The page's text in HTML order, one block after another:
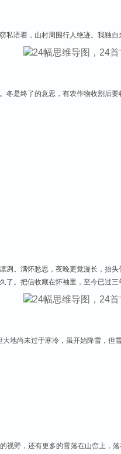
私语着，山村周围行人绝迹。我独
冬是终了的意思，有农作物收割后
冽。满怀愁思，夜晚更觉漫长，抬
了。把信收藏在怀袖里，至今已过
地尚未过于寒冷，虽开始降雪，但
视野，还有更多的雪落在山峦上，